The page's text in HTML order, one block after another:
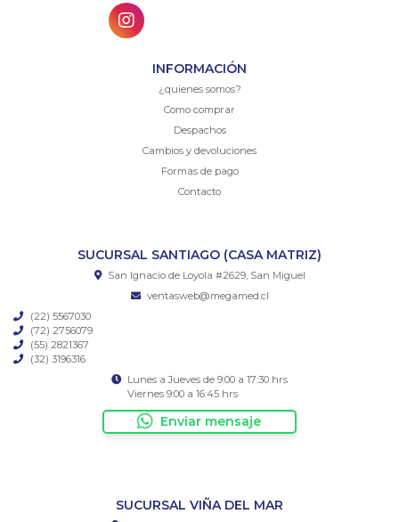
INFORMACIÓN
¿quienes somos?
Como comprar
Despachos
Cambios y devoluciones
Formas de pago
Contacto
SUCURSAL SANTIAGO (CASA MATRIZ)
San Ignacio de Loyola #2629, San Miguel
ventasweb@megamed.cl
(22) 5567030
(72) 2756079
(55) 2821367
(32) 3196316
Lunes a Jueves de 9:00 a 17:30 hrs
Viernes 9:00 a 16:45 hrs
Enviar mensaje
SUCURSAL VIÑA DEL MAR